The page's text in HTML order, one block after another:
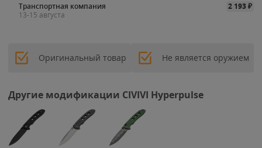
Транспортная компания
2 193₽
13-15 августа
Оригинальный товар Не является оружием
Другие модификации CIVIVI Hyperpulse